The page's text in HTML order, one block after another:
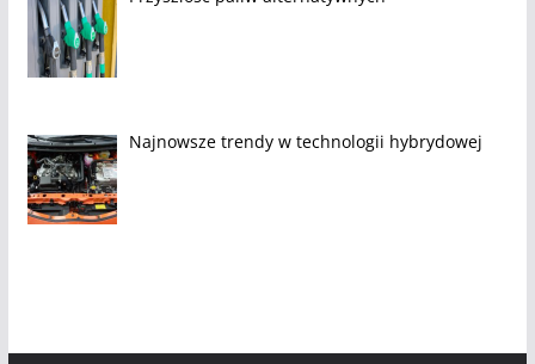
Najnowsze trendy w technologii hybrydowej